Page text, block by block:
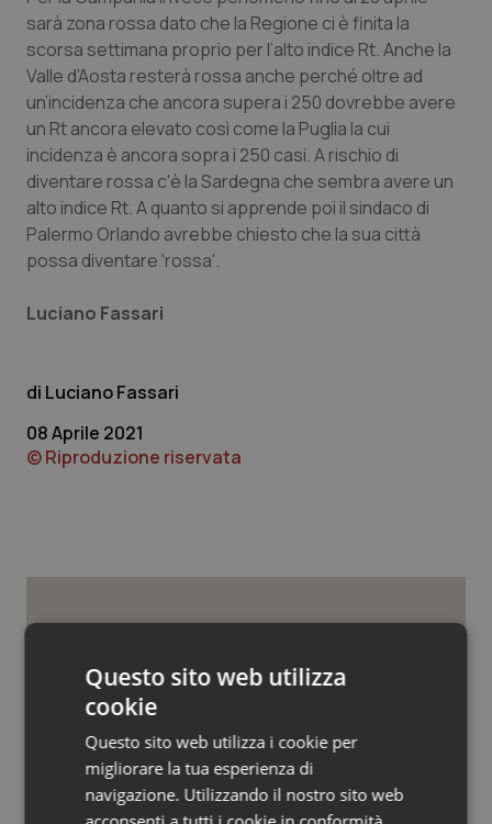
Puglia
Sardegna
Sicilia
Toscana
Veneto
Malattie rare
Malattia di Crohn & Rettocolite Ulcerosa
Neuroscienze & patologie neurodegenerative
Obesità
Oncoematologia
Oncologia & Nutrizione
Quotidiano Chirurgia
Quotidiano Oncologia
Quotidiano Pediatria
Rene & patologie urogenitali
sarà zona rossa dato che la Regione ci è finita la
scorsa settimana proprio per l’alto indice Rt. Anche la
Valle d’Aosta resterà rossa anche perché oltre ad
un’incidenza che ancora supera i 250 dovrebbe avere
un Rt ancora elevato così come la Puglia la cui
incidenza è ancora sopra i 250 casi. A rischio di
diventare rossa c'è la Sardegna che sembra avere un
alto indice Rt. A quanto si apprende poi il sindaco di
Palermo Orlando avrebbe chiesto che la sua città
possa diventare 'rossa'.
Luciano Fassari
Luciano Fassari
08 Aprile 2021
© Riproduzione riservata
Regioni e Asl
Settimana della Scienza dello
Spallanzani: capire la ricerca per
comprendere il presente
Questo sito web utilizza
cookie
Questo sito web utilizza i cookie per
migliorare la tua esperienza di
navigazione. Utilizzando il nostro sito web